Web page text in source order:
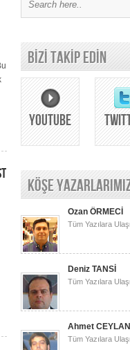
BİZİ TAKİP EDİN
YOUTUBE
KÖŞE
Ozan ÖRMECİ
Tüm Yazılara
Deniz TANSİ
Tüm Yazılara
Ahmet CEYLAN
Tüm Yazılara